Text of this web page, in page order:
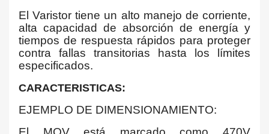
El Varistor tiene un alto manejo de corriente,
alta capacidad de absorción de energía y
tiempos de respuesta rápidos para proteger
contra fallas transitorias hasta los límites
especificados.
CARACTERISTICAS:
EJEMPLO DE DIMENSIONAMIENTO: